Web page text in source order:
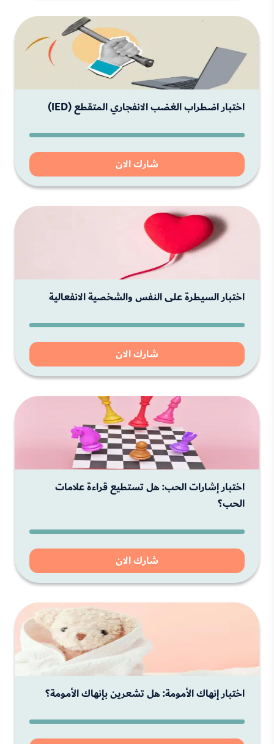
اختبار اضطراب الغضب الانفجاري المتقطع (IED)
شارك الان
اختبار السيطرة على النفس والشخصية الانفعالية
شارك الان
اختبار إشارات الحب: هل تستطيع قراءة علامات
الحب؟
شارك الان
اختبار إنهاك الأمومة: هل تشعرين بإنهاك الأمومة؟